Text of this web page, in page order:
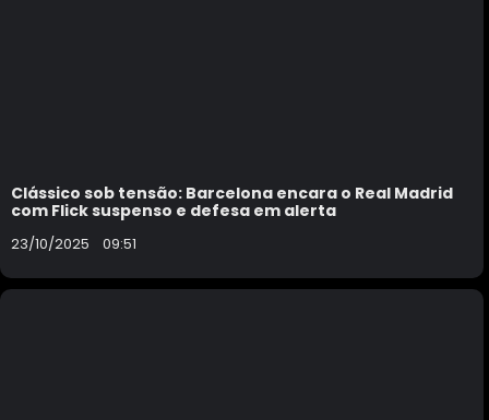
Clássico sob tensão: Barcelona encara o Real Madrid
com Flick suspenso e defesa em alerta
23/10/2025 09:51